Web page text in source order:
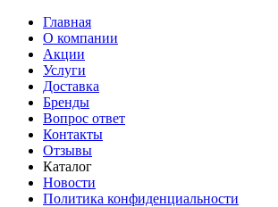
Главная
О компании
Акции
Услуги
Доставка
Бренды
Вопрос ответ
Контакты
Отзывы
Каталог
Новости
Политика конфиденциальности